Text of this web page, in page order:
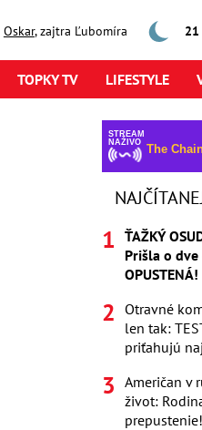
Oskar, zajtra Ľubomíra 21
TOPKY TV LIFESTYLE
STREAM
NAŽIVO
ŤAŽKÝ
Prišla o
OPUSTENÁ!
Otravné
len tak:
priťahujú
Američan v
život:
prepustenie!